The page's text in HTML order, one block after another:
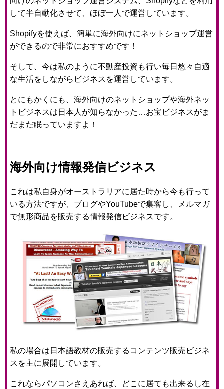
して半自動化させて、ほぼ一人で運営しています。
Shopifyを使えば、簡単に海外向けにネットショップ運営
ができるので非常におすすめです！
そして、今は私のように不動産投資も行い毎日悠々自適
な生活をしながらビジネスを運営しています。
とにもかくにも、海外向けのネットショップや海外ネッ
トビジネスは日本人が知らなかった…お宝ビジネスがま
だまだ眠っていますよ！
海外向け情報発信ビジネス
これは私自身がオーストラリアに居た時から今も行って
いる方法ですが、ブログやYouTubeで集客し、メルマガ
で無形商品を販売する情報発信ビジネスです。
私の場合は日本語教材の販売するコンテンツ販売ビジネ
スを主に展開しています。
これならパソコンさえあれば、どこに居ても出来るし在